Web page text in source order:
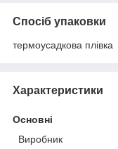
Спосіб упаковки
термоусадкова плівка
Характеристики
Основні
Виробник